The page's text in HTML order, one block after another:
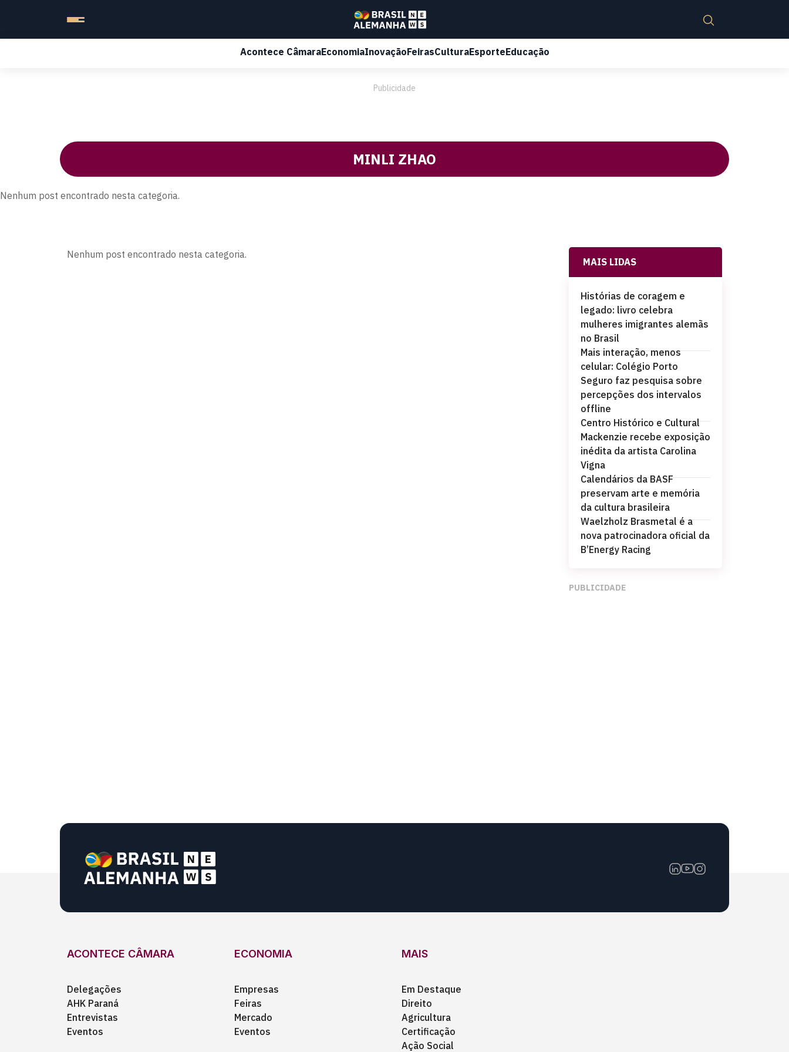
Acontece CâmaraEconomiaInovaçãoFeirasCulturaEsporteEducação
Publicidade
MINLI ZHAO
Nenhum post encontrado nesta categoria.
Nenhum post encontrado nesta categoria.
MAIS LIDAS
Histórias de coragem e
legado: livro celebra
mulheres imigrantes alemãs
no Brasil
Mais interação, menos
celular: Colégio Porto
Seguro faz pesquisa sobre
percepções dos intervalos
offline
Centro Histórico e Cultural
Mackenzie recebe exposição
inédita da artista Carolina
Vigna
Calendários da BASF
preservam arte e memória
da cultura brasileira
Waelzholz Brasmetal é a
nova patrocinadora oficial da
B’Energy Racing
PUBLICIDADE
ACONTECE CÂMARA
Delegações
AHK Paraná
Entrevistas
Eventos
ECONOMIA
Empresas
Feiras
Mercado
Eventos
MAIS
Em Destaque
Direito
Agricultura
Certificação
Ação Social